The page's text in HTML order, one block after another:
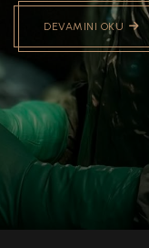
devam ediyor. İlk rol
babasıdır. En
kaynaklı olarak
camiasına ilgisi
karar vermiştir.
DEVAMINI OKU